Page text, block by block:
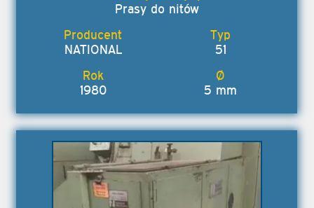
Prasy do nitów
NATIONAL 51
1980 5 mm